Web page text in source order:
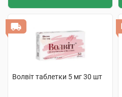
Волвіт таблетки 5 мг 30 шт